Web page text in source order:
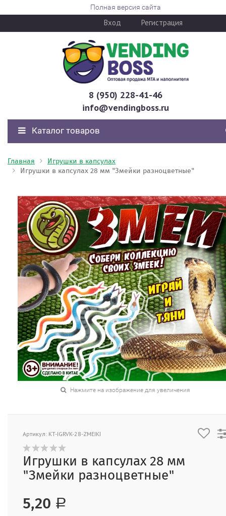
Полная версия сайта
Вход Регистрация
8 (950) 228-41-46
info@vendingboss.ru
Каталог товаров
Главная
Игрушки в капсулах
Игрушки в капсулах 28 мм "Змейки разноцветные"
Нажмите на изображение для увеличения
Артикул: KT-IGRVK-28-ZMEIKI
Игрушки в капсулах 28 мм
"Змейки разноцветные"
5,20 Р